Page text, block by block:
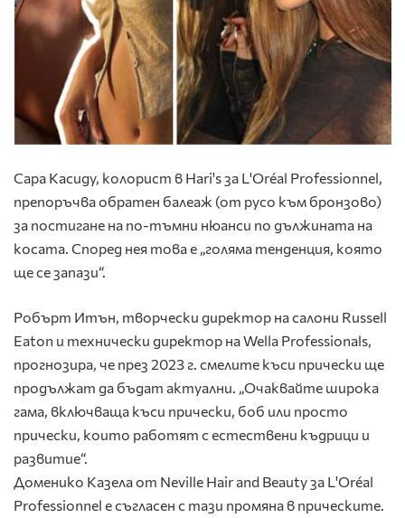
Сара Касиду, колорист в Hari's за L'Oréal Professionnel,
препоръчваобратен балеаж (от русо към бронзово)
за постигане на по-тъмни нюанси по дължината на
косата. Според нея това е „голяма тенденция, която
ще се запази“.
Робърт Итън, творчески директор на салони Russell
Eaton и технически директор на Wella Professionals,
прогнозира, че през 2023 г. смелите къси прически ще
продължат да бъдат актуални. „Очаквайте широка
гама, включваща къси прически, боб или просто
прически, които работят с естествени къдрици и
развитие“.
Доменико Казела от Neville Hair and Beauty за L'Oréal
Professionnel е съгласен с тази промяна в прическите.